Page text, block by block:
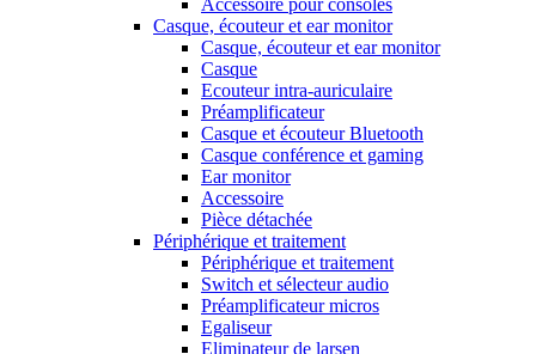
Accessoire pour consoles
Casque, écouteur et ear monitor
Casque, écouteur et ear monitor
Casque
Ecouteur intra-auriculaire
Préamplificateur
Casque et écouteur Bluetooth
Casque conférence et gaming
Ear monitor
Accessoire
Pièce détachée
Périphérique et traitement
Périphérique et traitement
Switch et sélecteur audio
Préamplificateur micros
Egaliseur
Eliminateur de larsen